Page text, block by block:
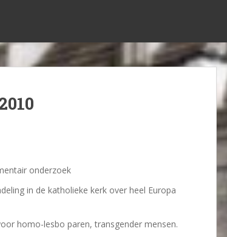
onderzoek
in de katholieke kerk over heel Europa
homo-lesbo paren, transgender mensen.